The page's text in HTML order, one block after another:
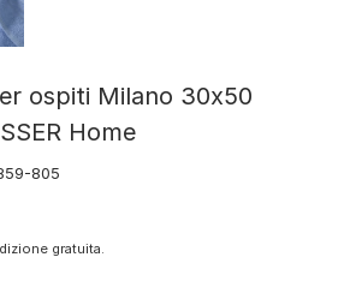
ospiti Milano 30x50
Home
805
gratuita.